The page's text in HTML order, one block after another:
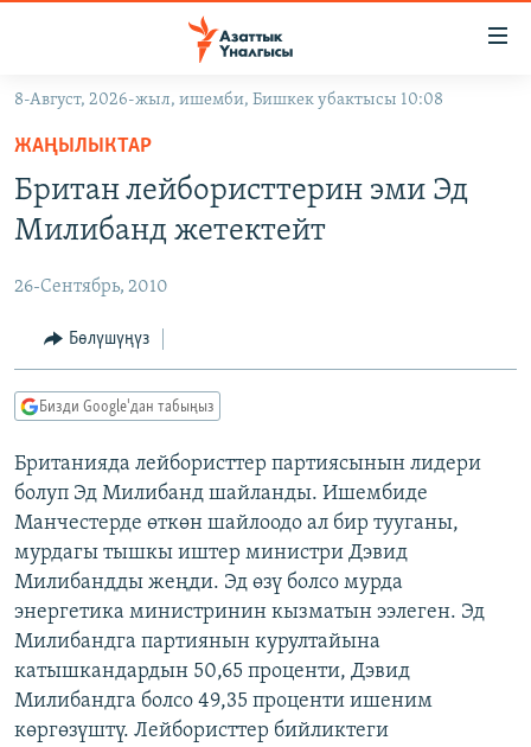
Навигацияга
өтүңүз
Издөөгө
салыңызКЫРГЫЗСТАН
ЭКОНОМИКА
МАДАНИЯТ
ДҮЙНӨ
БОРБОР АЗИЯ
АТАЙЫН ИЛИКТӨӨ
ТВ ПРОГРАММАЛАР
ЭКСПЕРТТЕР ТАЛДАЙТ
БИЗ ЖАНА ДҮЙНӨ
ДАНИСТЕ
ЭЖЕ-СИҢДИЛЕР
АЗАТТЫК+
ЫҢГАЙСЫЗ СУРООЛОР
ӨЗГӨЧӨ ПИКИР
Русский
ОНЛАЙН ШЕРИНЕ
ЭЕ/АРнун бардык сайттары
8-Август, 2026-жыл, ишемби, Бишкек убактысы 10:08
ЖАҢЫЛЫКТАР
Британ лейбористтерин эми Эд
Милибанд жетектейт
26-Сентябрь, 2010
Бөлүшүңүз
Бизди Google'дан табыңыз
Британияда лейбористтер партиясынын лидери
болуп Эд Милибанд шайланды. Ишембиде
Манчестерде өткөн шайлоодо ал бир тууганы,
мурдагы тышкы иштер министри Дэвид
Милибандды жеңди. Эд өзү болсо мурда
энергетика министринин кызматын ээлеген. Эд
Милибандга партиянын курултайына
катышкандардын 50,65 проценти, Дэвид
Милибандга болсо 49,35 проценти ишеним
көргөзүштү. Лейбористтер бийликтеги